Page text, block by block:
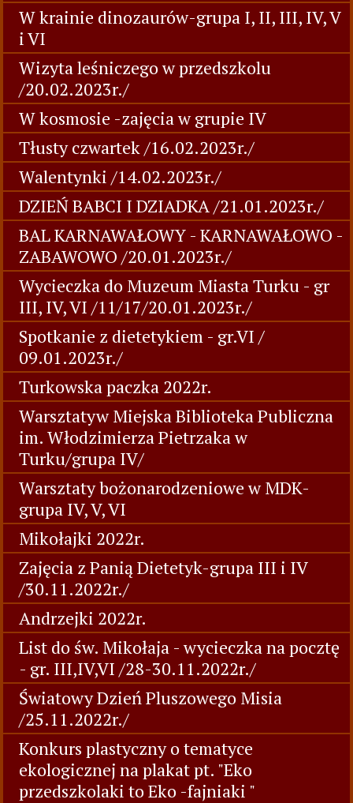
W krainie dinozaurów-grupa I, II, III, IV, V
i VI
Wizyta leśniczego w przedszkolu
/20.02.2023r./
W kosmosie -zajęcia w grupie IV
Tłusty czwartek /16.02.2023r./
Walentynki /14.02.2023r./
DZIEŃ BABCI I DZIADKA /21.01.2023r./
BAL KARNAWAŁOWY - KARNAWAŁOWO -
ZABAWOWO /20.01.2023r./
Wycieczka do Muzeum Miasta Turku - gr
III, IV, VI /11/17/20.01.2023r./
Spotkanie z dietetykiem - gr.VI /
09.01.2023r./
Turkowska paczka 2022r.
Warsztatyw Miejska Biblioteka Publiczna
im. Włodzimierza Pietrzaka w
Turku/grupa IV/
Warsztaty bożonarodzeniowe w MDK-
grupa IV, V, VI
Mikołajki 2022r.
Zajęcia z Panią Dietetyk-grupa III i IV
/30.11.2022r./
Andrzejki 2022r.
List do św. Mikołaja - wycieczka na pocztę
- gr. III,IV,VI /28-30.11.2022r./
Światowy Dzień Pluszowego Misia
/25.11.2022r./
Konkurs plastyczny o tematyce
ekologicznej na plakat pt. "Eko
przedszkolaki to Eko -fajniaki "